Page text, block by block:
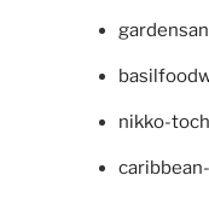
nikko-